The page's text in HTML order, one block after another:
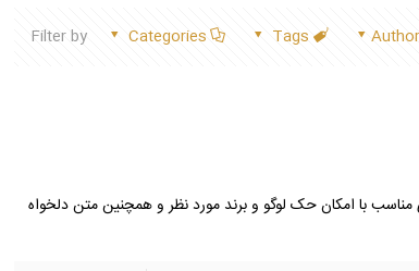
Filter by Categories Tags
با امکان حک لوگو و برند مورد نظر و همچنین متن دلخواه